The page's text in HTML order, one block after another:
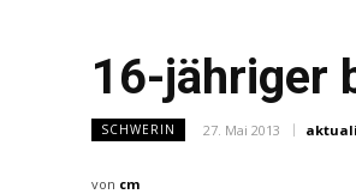
16-jähriger
SCHWERIN 27. Mai 2013
von cm